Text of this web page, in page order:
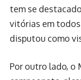
tem se
vitórias em
disputou como
Por outro lado, o